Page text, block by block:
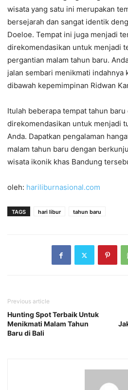
wisata yang satu ini merupakan
bersejarah dan sangat identik
Doeloe. Tempat ini juga menjadi
direkomendasikan untuk menjadi
pergantian malam tahun baru.
jalan sembari menikmati indahnya
dibawah kepemimpinan Ridwan
Itulah beberapa tempat tahun baru
direkomendasikan untuk menjadi
Anda. Dapatkan pengalaman
malam tahun baru dengan
wisata ikonik khas Bandung
oleh: hariliburnasional.com
TAGS hari libur tahun baru
Previous article
Hunting Spot Terbaik Untuk
Menikmati Malam Tahun
Baru di Bali